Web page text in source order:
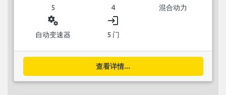
5 4 混合动力
miscellaneous_services
自动变速器
login
5 门
查看详情...